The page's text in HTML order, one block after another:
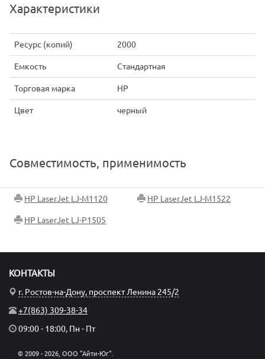
Характеристики
Ресурс (копий) 2000
Емкость Стандартная
Торговая марка HP
Цвет черный
Совместимость, применимость
HP LaserJet LJ-M1120 HP LaserJet LJ-M1522
HP LaserJet LJ-P1505
КОНТАКТЫ
г. Ростов-на-Дону, проспект Ленина 245/2
+7(863) 309-38-34
09:00 - 18:00, Пн - Пт
© 2009 - 2026, ООО "Айти-Юг".